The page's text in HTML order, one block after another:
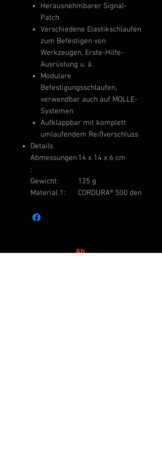
Herausnehmbarer Signal-
Patch
Verschiedene Elastikschlaufen
zum Befestigen von
Werkzeugen, Erste-Hilfe-
Ausrüstung u. ä.
Modulare
Befestigungsschlaufen,
verwendbar auch auf MOLLE-
Systemen
Aufklappbar mit komplett
umlaufendem Reißverschluss
Details
Abmessungen
:
14 x 14 x 6 cm
Gewicht:
125 g
Material 1:
CORDURA® 500 den